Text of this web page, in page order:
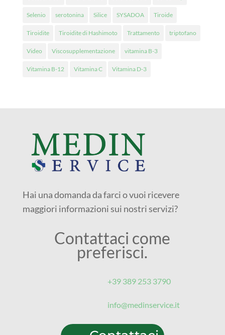
Selenio serotonina Silice SYSADOA Tiroide
Tiroidite Tiroidite di Hashimoto Trattamento triptofano
Video Viscosupplementazione vitamina B-3
Vitamina B-12 Vitamina C Vitamina D-3
Hai una domanda da farci o vuoi ricevere
maggiori informazioni sui nostri servizi?
Contattaci come
preferisci.
+39 389 253 3790‬
info@medinservice.it